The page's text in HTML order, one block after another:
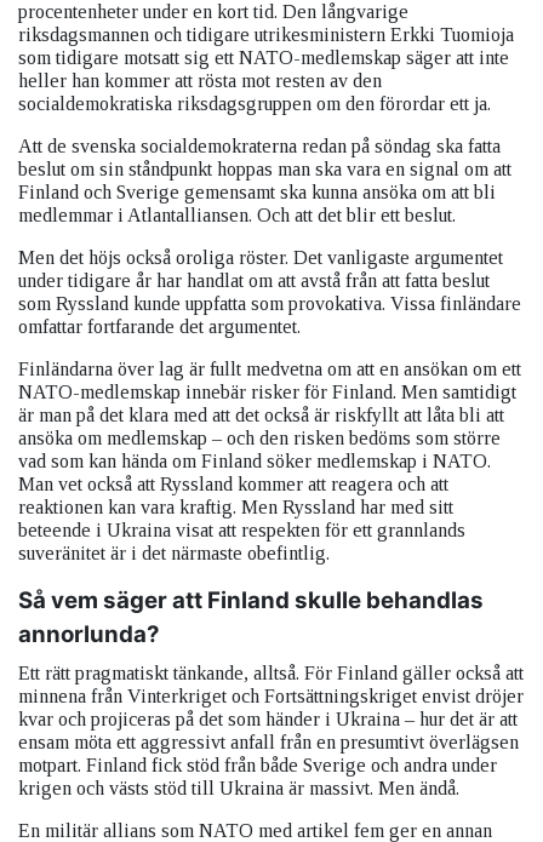
procentenheter under en kort tid. Den långvarige
riksdagsmannen och tidigare utrikesministern Erkki Tuomioja
som tidigare motsatt sig ett NATO-medlemskap säger att inte
heller han kommer att rösta mot resten av den
socialdemokratiska riksdagsgruppen om den förordar ett ja.
Att de svenska socialdemokraterna redan på söndag ska fatta
beslut om sin ståndpunkt hoppas man ska vara en signal om att
Finland och Sverige gemensamt ska kunna ansöka om att bli
medlemmar i Atlantalliansen. Och att det blir ett beslut.
Men det höjs också oroliga röster. Det vanligaste argumentet
under tidigare år har handlat om att avstå från att fatta beslut
som Ryssland kunde uppfatta som provokativa. Vissa finländare
omfattar fortfarande det argumentet.
Finländarna över lag är fullt medvetna om att en ansökan om ett
NATO-medlemskap innebär risker för Finland. Men samtidigt
är man på det klara med att det också är riskfyllt att låta bli att
ansöka om medlemskap – och den risken bedöms som större
vad som kan hända om Finland söker medlemskap i NATO.
Man vet också att Ryssland kommer att reagera och att
reaktionen kan vara kraftig. Men Ryssland har med sitt
beteende i Ukraina visat att respekten för ett grannlands
suveränitet är i det närmaste obefintlig.
Så vem säger att Finland skulle behandlas
annorlunda?
Ett rätt pragmatiskt tänkande, alltså. För Finland gäller också att
minnena från Vinterkriget och Fortsättningskriget envist dröjer
kvar och projiceras på det som händer i Ukraina – hur det är att
ensam möta ett aggressivt anfall från en presumtivt överlägsen
motpart. Finland fick stöd från både Sverige och andra under
krigen och västs stöd till Ukraina är massivt. Men ändå.
En militär allians som NATO med artikel fem ger en annan